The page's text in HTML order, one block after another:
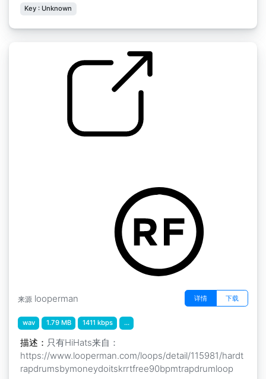
Key : Unknown
来源 looperman 详情 下载
wav 1.79 MB 1411 kbps ...
描述： 只有HiHats来自：
https://www.looperman.com/loops/detail/115981/hardt
rapdrumsbymoneydoitskrrtfree90bpmtrapdrumloop